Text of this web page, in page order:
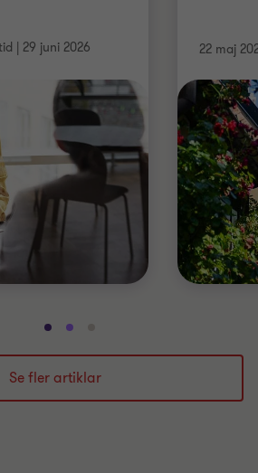
| 29 juni 2026 22 maj
Gå
till
bild
1
Gå
till
bild
2
till
bild
3
Se fler artiklar